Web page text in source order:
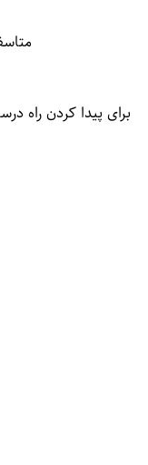
برای پیدا کردن راه